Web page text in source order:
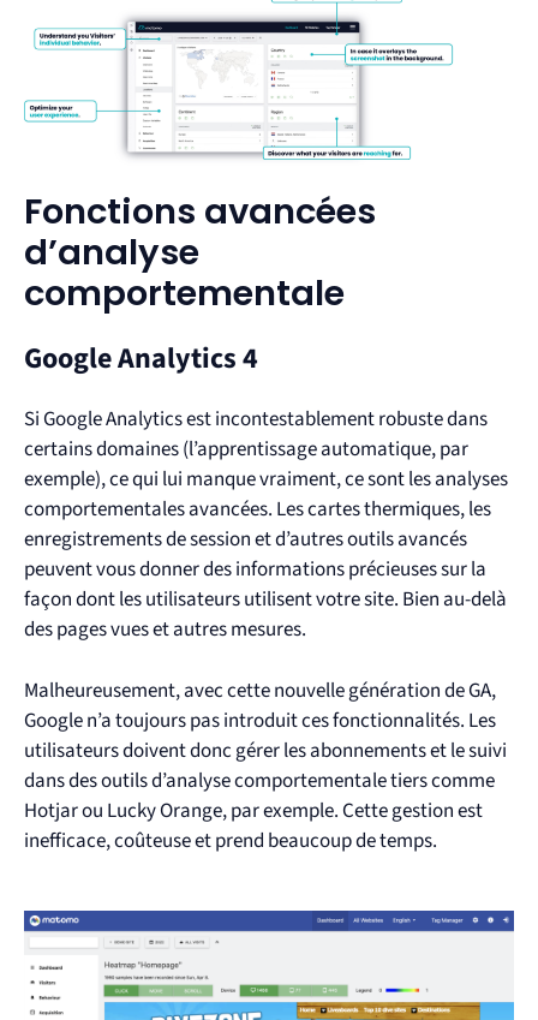
Fonctions avancées
d’analyse
comportementale
Google Analytics 4
Si Google Analytics est incontestablement robuste dans
certains domaines (l’apprentissage automatique, par
exemple), ce qui lui manque vraiment, ce sont les analyses
comportementales avancées. Les cartes thermiques, les
enregistrements de session et d’autres outils avancés
peuvent vous donner des informations précieuses sur la
façon dont les utilisateurs utilisent votre site. Bien au-delà
des pages vues et autres mesures.
Malheureusement, avec cette nouvelle génération de GA,
Google n’a toujours pas introduit ces fonctionnalités. Les
utilisateurs doivent donc gérer les abonnements et le suivi
dans des outils d’analyse comportementale tiers comme
Hotjar ou Lucky Orange, par exemple. Cette gestion est
inefficace, coûteuse et prend beaucoup de temps.